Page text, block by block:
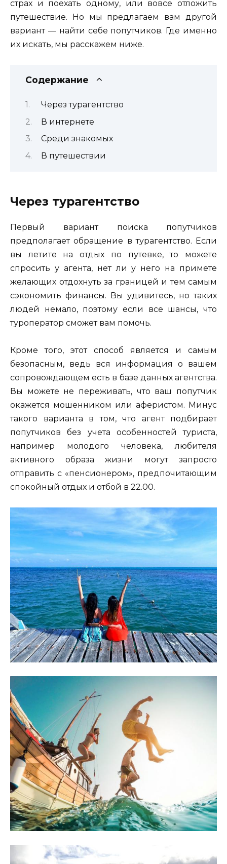
страх и поехать одному, или вовсе отложить
путешествие. Но мы предлагаем вам другой
вариант — найти себе попутчиков. Где именно
их искать, мы расскажем ниже.
Содержание
Через турагентство
В интернете
Среди знакомых
В путешествии
Через турагентство
Первый вариант поиска попутчиков
предполагает обращение в турагентство. Если
вы летите на отдых по путевке, то можете
спросить у агента, нет ли у него на примете
желающих отдохнуть за границей и тем самым
сэкономить финансы. Вы удивитесь, но таких
людей немало, поэтому если все шансы, что
туроператор сможет вам помочь.
Кроме того, этот способ является и самым
безопасным, ведь вся информация о вашем
сопровождающем есть в базе данных агентства.
Вы можете не переживать, что ваш попутчик
окажется мошенником или аферистом. Минус
такого варианта в том, что агент подбирает
попутчиков без учета особенностей туриста,
например молодого человека, любителя
активного образа жизни могут запросто
отправить с «пенсионером», предпочитающим
спокойный отдых и отбой в 22.00.